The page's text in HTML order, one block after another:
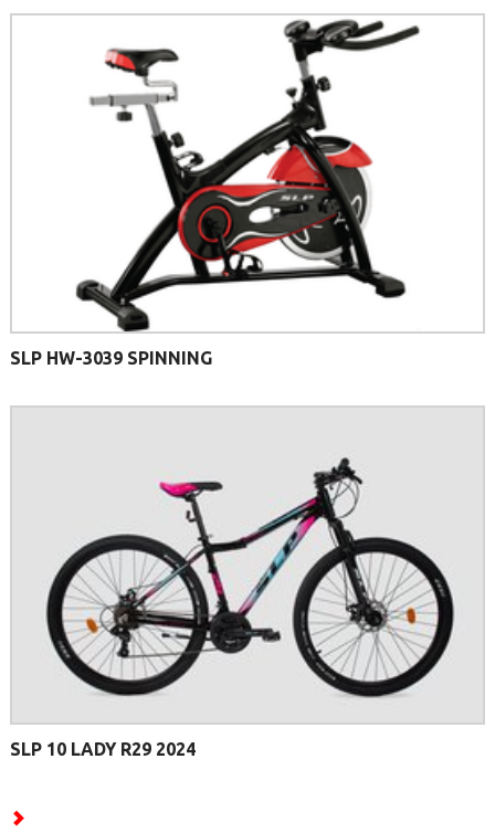
SLP HW-3039 SPINNING
SLP 10 LADY R29 2024